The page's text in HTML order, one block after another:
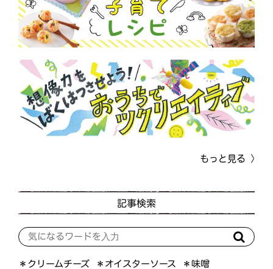
もっと見る
記事検索
＊クリームチーズ ＊オイスターソース ＊味噌